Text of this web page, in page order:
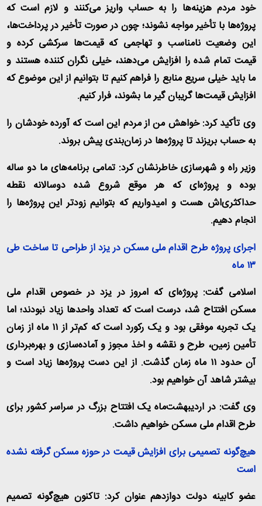
خود مردم هزینه‌ها را به حساب واریز می‌کنند و لازم است که
پروژه‌ها با تأخیر مواجه نشوند؛ چون در صورت تأخیر در پرداخت‌ها،
این وضعیت نامناسب و تهاجمی که قیمت‌ها سرکشی کرده و
قیمت تمام شده را افزایش می‌دهند، خیلی نگران کننده هستند و
ما باید خیلی سریع منابع را فراهم کنیم تا بتوانیم از این موضوع که
افزایش قیمت‌ها گریبان گیر ما بشوند، فرار کنیم.
وی تأکید کرد: خواهش من از مردم این است که آورده خودشان را
به حساب بریزند تا پروژه‌ها در زمان‌بندی پیش بروند.
وزیر راه و شهرسازی خاطرنشان کرد: تمامی برنامه‌های ما دو ساله
بوده و پروژه‌ای که هر موقع شروع شده دوسالانه نقطه
حداکثری‌اش هست و امیدواریم که بتوانیم زودتر این پروژه‌ها را
انجام دهیم.
اجرای پروژه طرح اقدام ملی مسکن در یزد از طراحی تا ساخت طی
۱۳ ماه
اسلامی گفت: پروژه‌‌ای که امروز در یزد در خصوص اقدام ملی
مسکن افتتاح شد، درست است که تعداد واحدها زیاد نبودند؛ اما
یک تجربه موفقی بود و یک رکورد است که کم‌تر از ۱۱ ماه از زمان
تأمین زمین، طرح و نقشه و اخذ مجوز و آماده‌سازی و بهره‌برداری
آن حدود ۱۱ ماه زمان گذشت. از این دست پروژه‌ها زیاد است و
بیشتر شاهد آن خواهیم بود.
وی گفت: در اردیبهشت‌ماه یک افتتاح بزرگ در سراسر کشور برای
طرح اقدام ملی مسکن خواهیم داشت.
هیچ‌گونه تصمیمی برای افزایش قیمت در حوزه مسکن گرفته نشده
است
عضو کابینه دولت دوازدهم عنوان کرد: تاکنون هیچ‌گونه تصمیم